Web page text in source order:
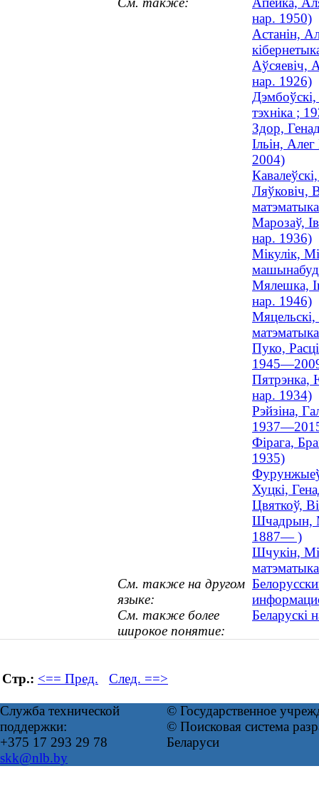
нар. 1950)
Астанін,
Аўсяевіч,
нар. 1926)
Дэмбоўскі,
тэхніка ;
Здор,
Ільін,
2004)
Ляўковіч,
Марозаў,
нар. 1936)
Мікулік,
Мялешка,
нар. 1946)
Мяцельскі,
Пуко,
Пятрэнка,
нар. 1934)
Рэйзіна,
Фірага,
1935)
Хуцкі,
Цвяткоў,
Шчадрын,
1887— )
Шчукін,
См. также на другом
языке:
См. также более
широкое понятие:
Беларускі
Стр.: <== Пред. След. ==>
Служба технической
поддержки:
+375 17 293 29 78
skk@nlb.by
© Государственное
© Поисковая система
Беларуси